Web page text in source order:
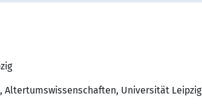
Altertumswissenschaften, Universität Leipzig